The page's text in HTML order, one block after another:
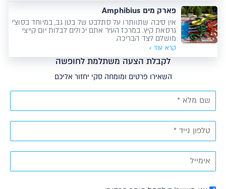
פארק מים Amphibius
אין סיבה שתוותרו על סתלבט של בטן גב, במיוחד בסוצ'י
גרסאת קיץ. במרכז העיר אתם יכולים לבלות יום קייצי
מושלם לצד הבריכה.
קרא עוד >
לקבלת הצעה משתלמת לחופשה
השאירו פרטים ומומחה סקי יחזור אליכם